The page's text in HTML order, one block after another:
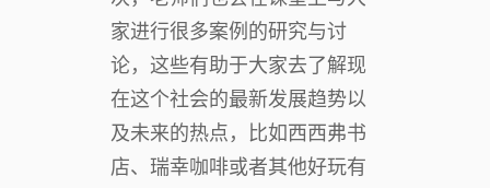
家进行很多案例的研究与讨
论，这些有助于大家去了解现
在这个社会的最新发展趋势以
及未来的热点，比如西西弗书
店、瑞幸咖啡或者其他好玩有